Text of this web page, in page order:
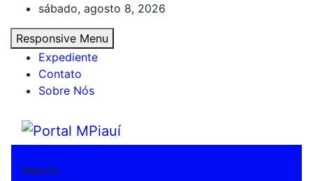
content
sábado, agosto 8, 2026
Responsive Menu
Expediente
Contato
Sobre Nós
Portal MPiauí
Search